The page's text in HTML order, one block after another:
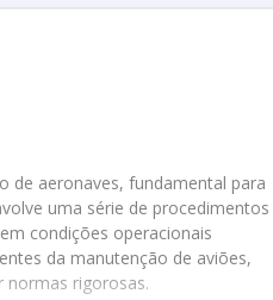
de aeronaves, fundamental para
uma série de procedimentos
condições operacionais
da manutenção de aviões,
normas rigorosas.